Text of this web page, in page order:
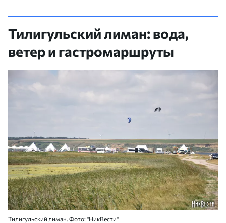
Тилигульский лиман: вода,
ветер и гастромаршруты
Тилигульский лиман. Фото: "НикВести"